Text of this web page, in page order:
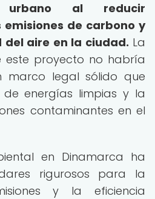
urbano al reducir
de carbono y
aire en la ciudad. La
este proyecto no habría
marco legal sólido que
energías limpias y la
contaminantes en el
en Dinamarca ha
rigurosos para la
y la eficiencia